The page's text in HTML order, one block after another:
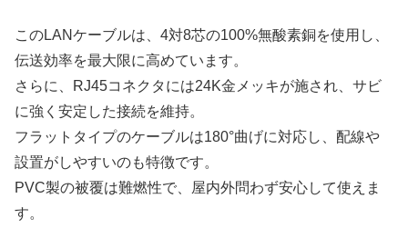
このLANケーブルは、4対8芯の100%無酸素銅を使用し、
伝送効率を最大限に高めています。
さらに、RJ45コネクタには24K金メッキが施され、サビ
に強く安定した接続を維持。
フラットタイプのケーブルは180°曲げに対応し、配線や
設置がしやすいのも特徴です。
PVC製の被覆は難燃性で、屋内外問わず安心して使えま
す。